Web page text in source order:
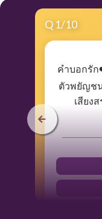
Q 1/10
คำบอกรัก
ตัวพยัญช
เสียง